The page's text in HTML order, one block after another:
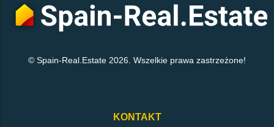
© Spain-Real.Estate 2026. Wszelkie prawa zastrzeżone!
KONTAKT